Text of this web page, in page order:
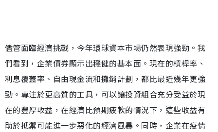
儘管面臨經濟挑戰，今年環球資本市場仍然表現強勁。我
們看到，企業債券顯示出穩健的基本面。現在的槓桿率、
利息覆蓋率、自由現金流和攤銷計劃，都比最近幾年更強
勁。專注於更高質的工具，可以讓投資組合充分受益於現
在的豐厚收益，在經濟比預期疲軟的情況下，這些收益有
助於抵禦可能進一步惡化的經濟風暴。同時，企業在疫情